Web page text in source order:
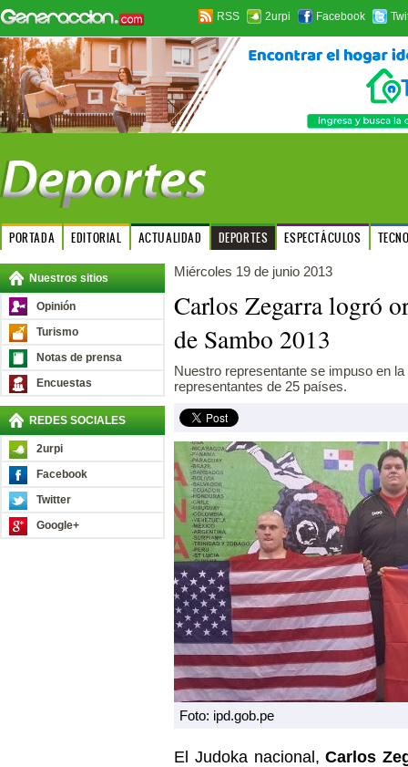
RSS 2urpi Facebook
PORTADA EDITORIAL ACTUALIDAD DEPORTES ESPECTÁCULOS
Nuestros sitios
Opinión
Turismo
Notas de prensa
Encuestas
REDES SOCIALES
2urpi
Facebook
Twitter
Google+
Miércoles 19 de junio 2013
Carlos Zegarra logró
de Sambo 2013
Nuestro representante se impuso en
representantes de 25 países.
Foto: ipd.gob.pe
El Judoka nacional,Carlos